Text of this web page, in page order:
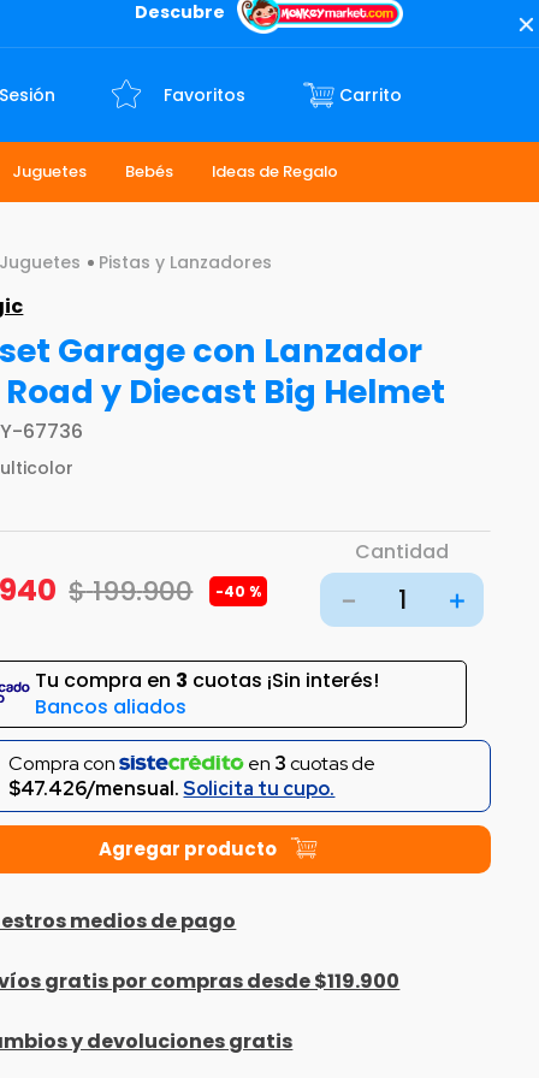
Descubre
Favoritos
Juguetes Bebés Ideas de Regalo
Juguetes Pistas y Lanzadores
Garage con Lanzador
y Diecast Big Helmet
67736
940 $199.900 -40 %
Cantidad
＋
－
Tu compra en 3 cuotas ¡Sin interés!
Bancos aliados
Compra con en 3cuotas de
$47.426/mensual.Solicita tu cupo.
medios de pago
gratis por compras desde $119.900
y devoluciones gratis